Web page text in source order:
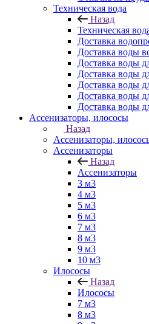
Техническая вода
Назад
Техническая
Доставка
Доставка воды
Доставка воды
Доставка воды
Доставка воды
Доставка воды
Доставка воды
Ассенизаторы, илососы
Назад
Ассенизаторы,
Ассенизаторы
Назад
Ассенизаторы
3 м3
4 м3
5 м3
6 м3
7 м3
8 м3
9 м3
10 м3
Илососы
Назад
Илососы
7 м3
8 м3